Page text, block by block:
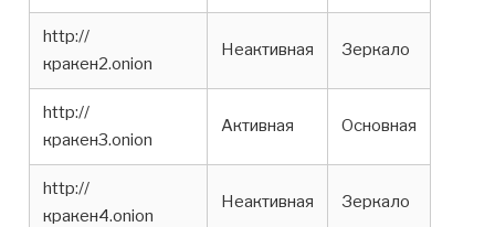
http://
кракен2.onion
Неактивная Зеркало
http://
кракен3.onion
Активная Основная
http://
кракен4.onion
Неактивная Зеркало